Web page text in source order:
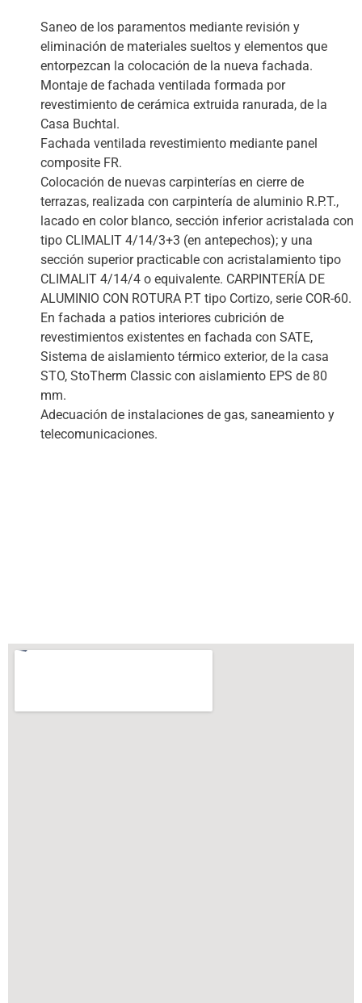
Saneo de los paramentos mediante revisión y
eliminación de materiales sueltos y elementos que
entorpezcan la colocación de la nueva fachada.
Montaje de fachada ventilada formada por
revestimiento de cerámica extruida ranurada, de la
Casa Buchtal.
Fachada ventilada revestimiento mediante panel
composite FR.
Colocación de nuevas carpinterías en cierre de
terrazas, realizada con carpintería de aluminio R.P.T.,
lacado en color blanco, sección inferior acristalada con
tipo CLIMALIT 4/14/3+3 (en antepechos); y una
sección superior practicable con acristalamiento tipo
CLIMALIT 4/14/4 o equivalente. CARPINTERÍA DE
ALUMINIO CON ROTURA P.T tipo Cortizo, serie COR-60.
En fachada a patios interiores cubrición de
revestimientos existentes en fachada con SATE,
Sistema de aislamiento térmico exterior, de la casa
STO, StoTherm Classic con aislamiento EPS de 80
mm.
Adecuación de instalaciones de gas, saneamiento y
telecomunicaciones.